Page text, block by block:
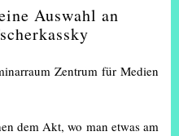
Auswahl an
Zentrum für Medien
dem Akt, wo man etwas am